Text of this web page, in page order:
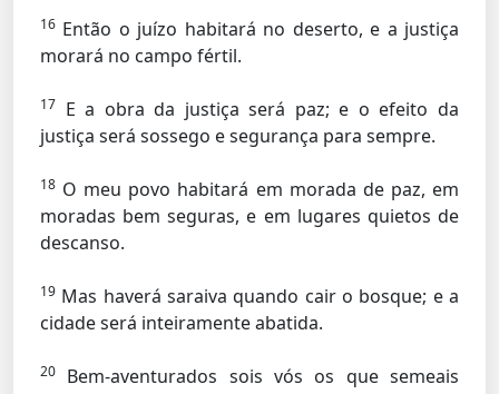
16 Então o juízo habitará no deserto, e a justiça
morará no campo fértil.
17 E a obra da justiça será paz; e o efeito da
justiça será sossego e segurança para sempre.
18 O meu povo habitará em morada de paz, em
moradas bem seguras, e em lugares quietos de
descanso.
19 Mas haverá saraiva quando cair o bosque; e a
cidade será inteiramente abatida.
20
Bem-aventurados sois vós os que semeais